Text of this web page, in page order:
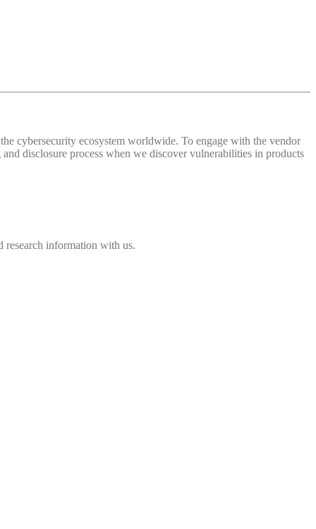
cybersecurity ecosystem worldwide. To engage with the vendor
disclosure process when we discover vulnerabilities in products
research information with us.